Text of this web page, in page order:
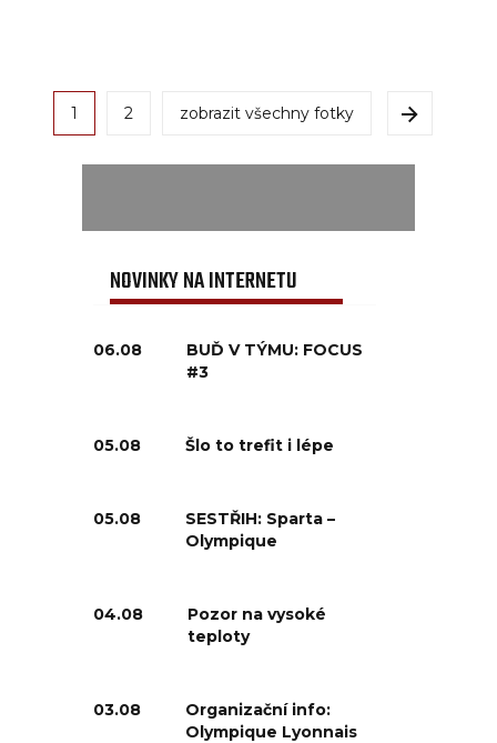
1 2 zobrazit všechny fotky
NOVINKY NA INTERNETU
06.08
BUĎ V TÝMU: FOCUS
#3
05.08 Šlo to trefit i lépe
05.08
SESTŘIH: Sparta –
Olympique
04.08
Pozor na vysoké
teploty
03.08
Organizační info:
Olympique Lyonnais